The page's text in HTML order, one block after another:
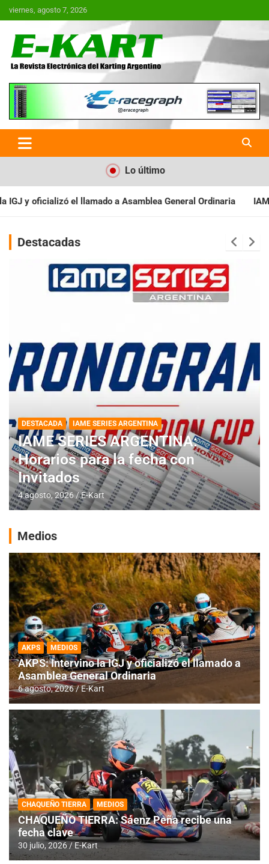
Saltar
al
viernes, agosto 7, 2026
E-Kart.com.ar | La Revista
Electrónica del Karting en
Argentina
Lo último
General Ordinaria IAME SERIES ARGENTINA:
Destacadas
DESTACADA IAME SERIES ARGENTINA
IAME SERIES ARGENTINA:
Horarios para la fecha con
Invitados
4 agosto, 2026 E-Kart
Medios
AKPS MEDIOS
AKPS: Intervino la IGJ y oficializó el llamado a
Asamblea General Ordinaria
6 agosto, 2026 E-Kart
CHAQUEÑO TIERRA MEDIOS
CHAQUEÑO TIERRA: Sáenz Peña recibe una
fecha clave
30 julio, 2026 E-Kart